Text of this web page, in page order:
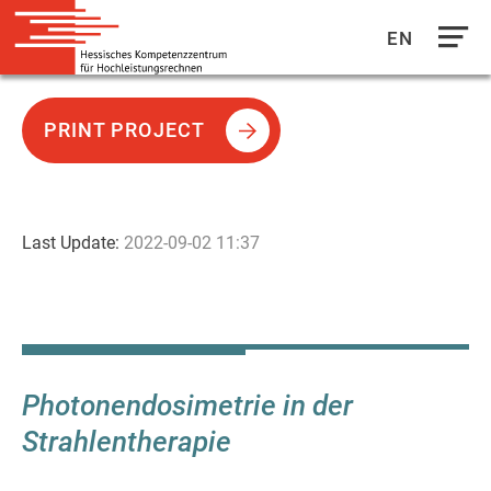
zum
Inhalt
EN
Photonendosimetrie in der
Strahlentherapie
Last Update: 2022-09-02 11:37
PRINT PROJECT